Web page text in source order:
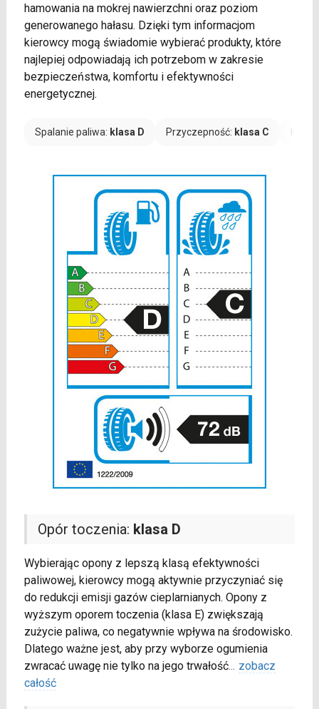
hamowania na mokrej nawierzchni oraz poziom
generowanego hałasu. Dzięki tym informacjom
kierowcy mogą świadomie wybierać produkty, które
najlepiej odpowiadają ich potrzebom w zakresie
bezpieczeństwa, komfortu i efektywności
energetycznej.
Spalanie paliwa: klasa D Przyczepność: klasa C
Opór toczenia: klasa D
Wybierając opony z lepszą klasą efektywności
paliwowej, kierowcy mogą aktywnie przyczyniać się
do redukcji emisji gazów cieplarnianych. Opony z
wyższym oporem toczenia (klasa E) zwiększają
zużycie paliwa, co negatywnie wpływa na środowisko.
Dlatego ważne jest, aby przy wyborze ogumienia
zwracać uwagę nie tylko na jego trwałość... zobacz
całość